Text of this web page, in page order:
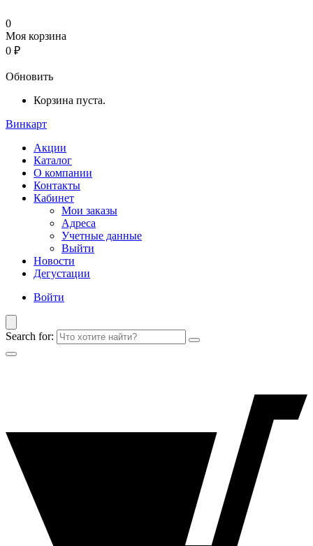
0
Моя корзина
0 ₽
Обновить
Корзина пуста.
Винкарт
Акции
Каталог
О компании
Контакты
Кабинет
Мои заказы
Адреса
Учетные данные
Выйти
Новости
Дегустации
Войти
Search for: